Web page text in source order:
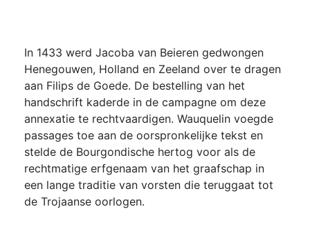
In 1433 werd Jacoba van Beieren gedwongen
Henegouwen, Holland en Zeeland over te dragen
aan Filips de Goede. De bestelling van het
handschrift kaderde in de campagne om deze
annexatie te rechtvaardigen. Wauquelin voegde
passages toe aan de oorspronkelijke tekst en
stelde de Bourgondische hertog voor als de
rechtmatige erfgenaam van het graafschap in
een lange traditie van vorsten die teruggaat tot
de Trojaanse oorlogen.